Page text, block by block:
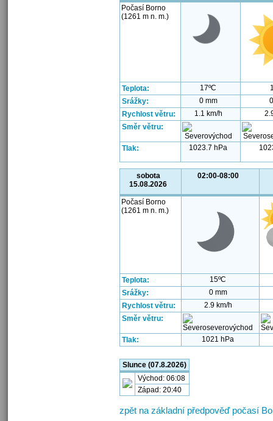
Počasí Borno
(1261 m n. m.)
Teplota: 17ºC
Srážky:
0 mm
Rychlost větru:
1.1 km/h
Směr větru:
Tlak: 1023.7 hPa
sobota
15.08.2026
02:00-08:00
Počasí Borno
(1261 m n. m.)
Teplota:
15ºC
Srážky:
0 mm
Rychlost větru:
2.9 km/h
Směr větru:
Tlak: 1021 hPa
Slunce (07.8.2026)
Východ: 06:08
Západ: 20:40
zpět na základní předpověď počasí